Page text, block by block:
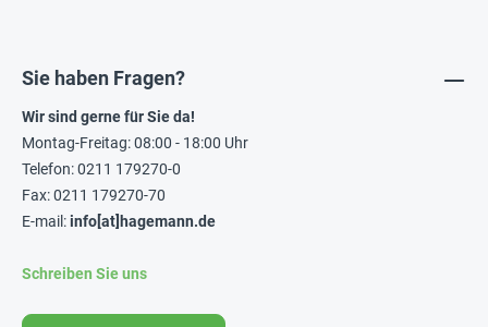
Sie haben Fragen?
Wir sind gerne für Sie da!
Montag-Freitag: 08:00 - 18:00 Uhr
Telefon: 0211 179270-0
Fax: 0211 179270-70
E-mail:info[at]hagemann.de
Schreiben Sie uns